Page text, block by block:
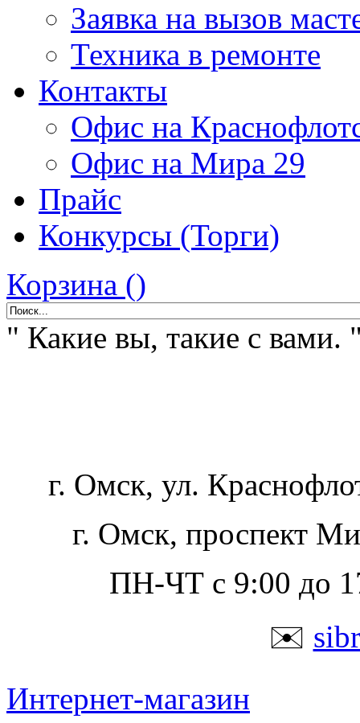
Заявка на вызов
Техника в ремонте
Контакты
Офис на
Офис на Мира 29
Прайс
Конкурсы (Торги)
Корзина ()
" Какие вы, такие с вами.
г. Омск, ул.
г. Омск, проспект
ПН-ЧТ с 9:00 до
✉️
Интернет-магазин